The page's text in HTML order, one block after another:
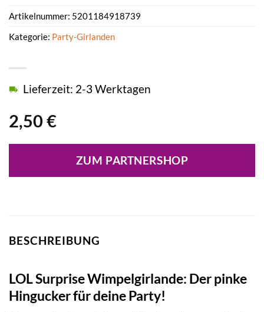
2,50 €
Lieferzeit: 2-3 Werktagen
ZUM PARTNERSHOP
Artikelnummer: 5201184918739
Kategorie: Party-Girlanden
BESCHREIBUNG
LOL Surprise Wimpelgirlande: Der pinke
Hingucker für deine Party!